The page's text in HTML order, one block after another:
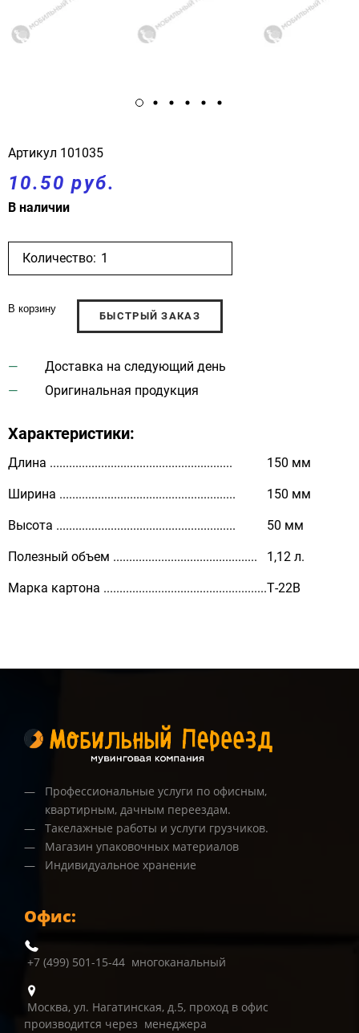
Артикул 101035
10.50 руб.
В наличии
Количество:
В корзину
БЫСТРЫЙ ЗАКАЗ
Доставка на следующий день
Оригинальная продукция
Характеристики:
Длина ......................................................... 150 мм
Ширина ....................................................... 150 мм
Высота ........................................................ 50 мм
Полезный объем ............................................. 1,12 л.
Марка картона ...................................................Т-22В
Профессиональные услуги по офисным,
квартирным, дачным переездам.
Такелажные работы и услуги грузчиков.
Магазин упаковочных материалов
Индивидуальное хранение
Офис:
+7 (499) 501-15-44 многоканальный
Москва, ул. Нагатинская, д.5, проход в офис
производится через менеджера